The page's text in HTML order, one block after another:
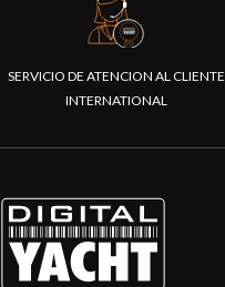
SERVICIO DE ATENCION AL CLIENTE
INTERNATIONAL